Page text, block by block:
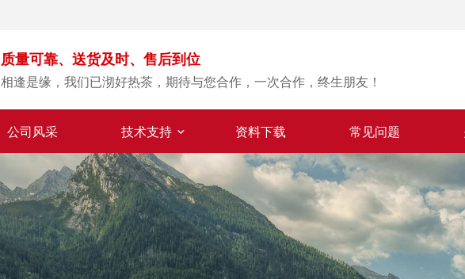
质量可靠、送货及时、售后到位
相逢是缘，我们已沏好热茶，期待与您合作，一次合作，终生朋友！
公司风采 技术支持 资料下载 常见问题